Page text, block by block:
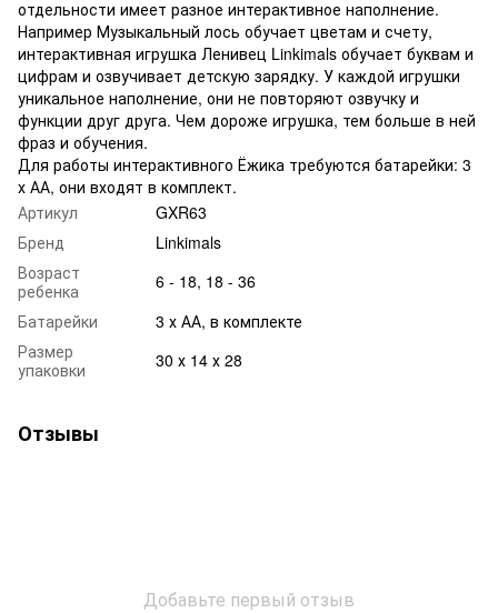
отдельности имеет разное интерактивное наполнение.
Например Музыкальный лось обучает цветам и счету,
интерактивная игрушка Ленивец Linkimals обучает буквам и
цифрам и озвучивает детскую зарядку. У каждой игрушки
уникальное наполнение, они не повторяют озвучку и
функции друг друга. Чем дороже игрушка, тем больше в ней
фраз и обучения.
Для работы интерактивного Ёжика требуются батарейки: 3
х АА, они входят в комплект.
Артикул
GXR63
Бренд
Linkimals
Возраст
ребенка
6 - 18, 18 - 36
Батарейки
3 х АА, в комплекте
Размер
упаковки
30 х 14 х 28
Отзывы
Добавьте первый отзыв